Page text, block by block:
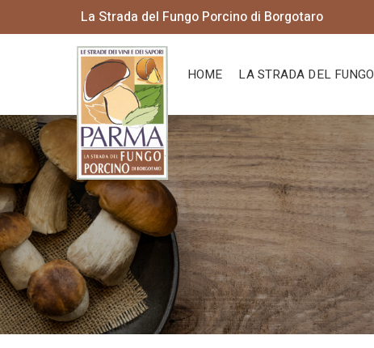
La Strada del Fungo Porcino di Borgotaro
HOME LA STRADA DEL FUNGO